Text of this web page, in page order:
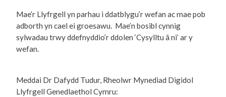
Mae’r Llyfrgell yn parhau i ddatblygu’r wefan ac mae pob
adborth yn cael ei groesawu. Mae’n bosibl cynnig
sylwadau trwy ddefnyddio’r ddolen ‘Cysylltu â ni’ ar y
wefan.
Meddai Dr Dafydd Tudur, Rheolwr Mynediad Digidol
Llyfrgell Genedlaethol Cymru: